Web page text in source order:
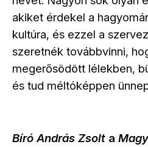
akiket érdekel a
kultúra, és ezzel a
szeretnék továbbvinni,
megerősödött lélekben,
és tud méltóképpen
Bíró András Zsolt a